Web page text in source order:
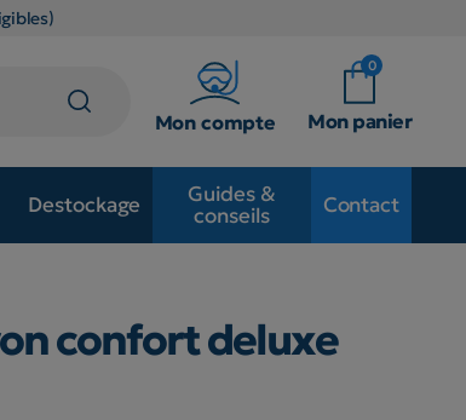
Mon compte
0
Mon panier
Destockage
Guides &
conseils
Contact
confort deluxe